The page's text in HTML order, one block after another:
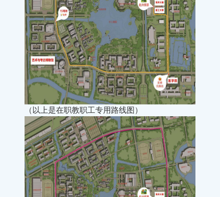
（以上是在职教职工专用路线图）